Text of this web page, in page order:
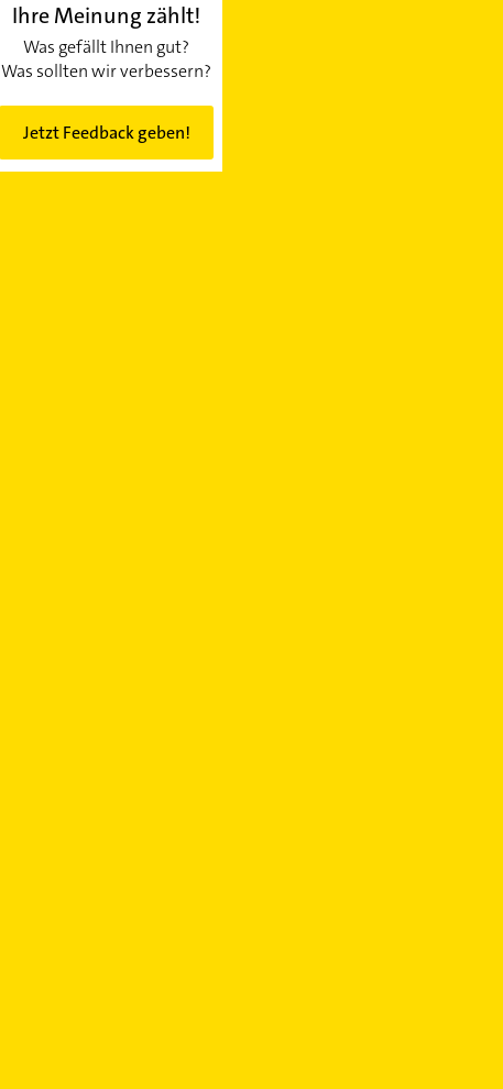
Ihre Meinung zählt!
Was gefällt Ihnen gut?
Was sollten wir verbessern?
Jetzt Feedback geben!